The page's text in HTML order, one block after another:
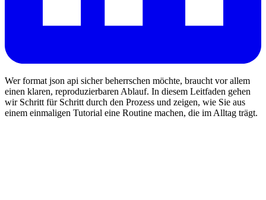
Wer format json api sicher beherrschen möchte, braucht vor allem
einen klaren, reproduzierbaren Ablauf. In diesem Leitfaden gehen
wir Schritt für Schritt durch den Prozess und zeigen, wie Sie aus
einem einmaligen Tutorial eine Routine machen, die im Alltag trägt.